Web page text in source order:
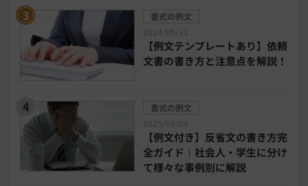
民法改正対応書式テンプレート
bizoceanお勧め動画
タイアップ
ニューノーマル時代における企業のあり方
書式の例文
2024/05/31
【例文テンプレートあり】依頼
文書の書き方と注意点を解説！
書式の例文
2025/09/04
【例文付き】反省文の書き方完
全ガイド｜社会人・学生に分け
て様々な事例別に解説